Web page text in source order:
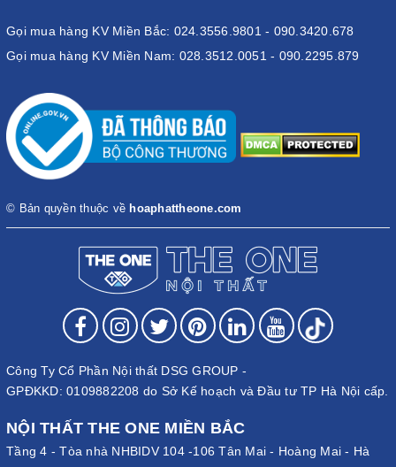
Gọi mua hàng KV Miền Bắc: 024.3556.9801 - 090.3420.678
Gọi mua hàng KV Miền Nam: 028.3512.0051 - 090.2295.879
© Bản quyền thuộc về hoaphattheone.com
Công Ty Cổ Phần Nội thất DSG GROUP -
GPĐKKD: 0109882208 do Sở Kế hoạch và Đầu tư TP Hà Nội cấp.
NỘI THẤT THE ONE MIỀN BẮC
Tầng 4 - Tòa nhà NHBIDV 104 -106 Tân Mai - Hoàng Mai - Hà